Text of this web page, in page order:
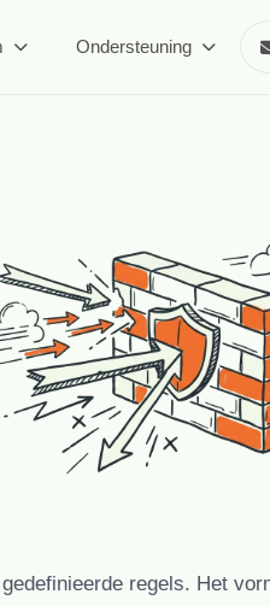
Ondersteuning
regels. Het